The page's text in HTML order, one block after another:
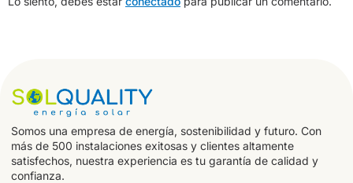
Somos una empresa de energía, sostenibilidad y futuro. Con
más de 500 instalaciones exitosas y clientes altamente
satisfechos, nuestra experiencia es tu garantía de calidad y
confianza.